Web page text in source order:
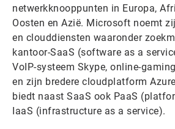
netwerkknooppunten in Europa,
Oosten en Azië. Microsoft noemt
en clouddiensten waaronder
kantoor-SaaS (software as a
VoIP-systeem Skype, online-
en zijn bredere cloudplatform
biedt naast SaaS ook PaaS
IaaS (infrastructure as a service).